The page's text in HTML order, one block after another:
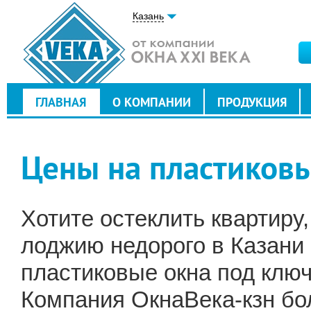
Казань
ГЛАВНАЯ О КОМПАНИИ ПРОДУКЦИЯ
Цены на
Хотите остеклить
лоджию недорого в
пластиковые окна под
Компания ОкнаВека-кзн